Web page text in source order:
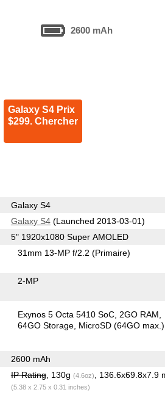
2600 mAh
Galaxy S4 Prix
$299. Chercher
Galaxy S4
Galaxy S4(Launched 2013-03-01)
5" 1920x1080 Super AMOLED
31mm 13-MP f/2.2(Primaire)
2-MP
Exynos 5 Octa 5410 SoC 2GO RAM
64GO Storage MicroSD (64GO max.)
2600 mAh
IP Rating, 130g (4.6oz) , 136.6x69.8x7.9
(5.38 x 2.75 x 0.31 inches)